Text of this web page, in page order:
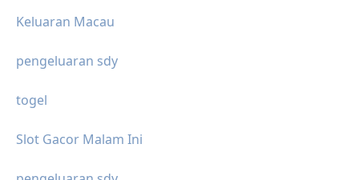
Keluaran Macau
pengeluaran sdy
togel
Slot Gacor Malam Ini